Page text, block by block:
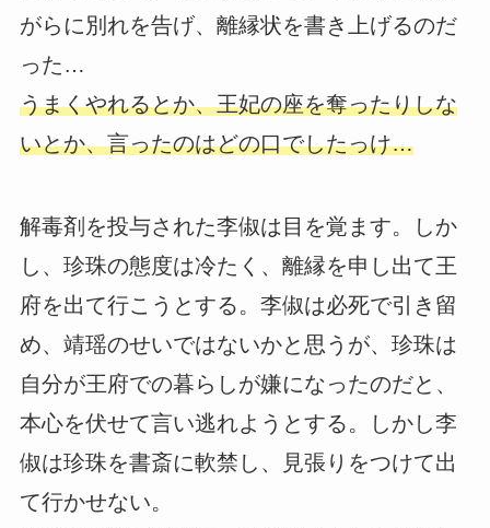
がらに別れを告げ、離縁状を書き上げるのだ
った…
うまくやれるとか、王妃の座を奪ったりしな
いとか、言ったのはどの口でしたっけ…
解毒剤を投与された李俶は目を覚ます。しか
し、珍珠の態度は冷たく、離縁を申し出て王
府を出て行こうとする。李俶は必死で引き留
め、靖瑶のせいではないかと思うが、珍珠は
自分が王府での暮らしが嫌になったのだと、
本心を伏せて言い逃れようとする。しかし李
俶は珍珠を書斎に軟禁し、見張りをつけて出
て行かせない。